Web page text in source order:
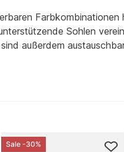
Sohlen
außerdem
Sale -30%